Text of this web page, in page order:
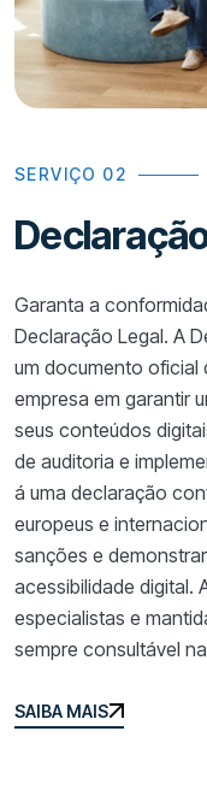
SERVIÇO 02
Garanta a
Declaração Legal. A
um documento oficial
empresa em garantir
seus conteúdos
de auditoria e
á uma declaração
europeus e
sanções e
acessibilidade digital.
especialistas e
sempre consultável
SAIBA MAIS
SAIBA MAIS